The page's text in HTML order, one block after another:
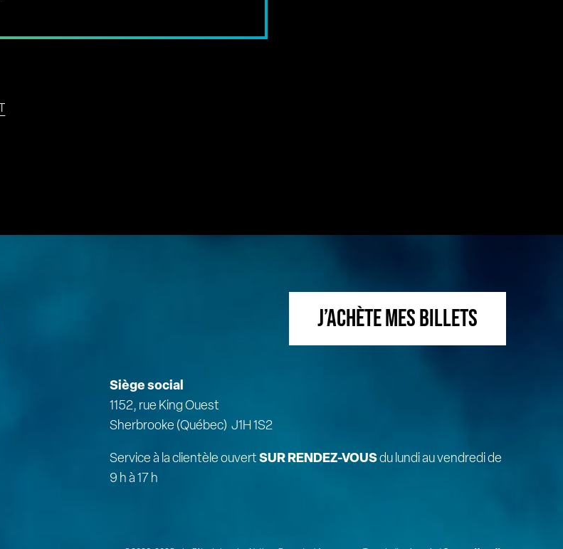
J’ACHÈTE MES BILLETS
Siège social
1152, rue King Ouest
Sherbrooke (Québec) J1H 1S2
Service à la clientèle ouvertSUR RENDEZ-VOUSdu lundi au vendredi de
9 h à 17 h